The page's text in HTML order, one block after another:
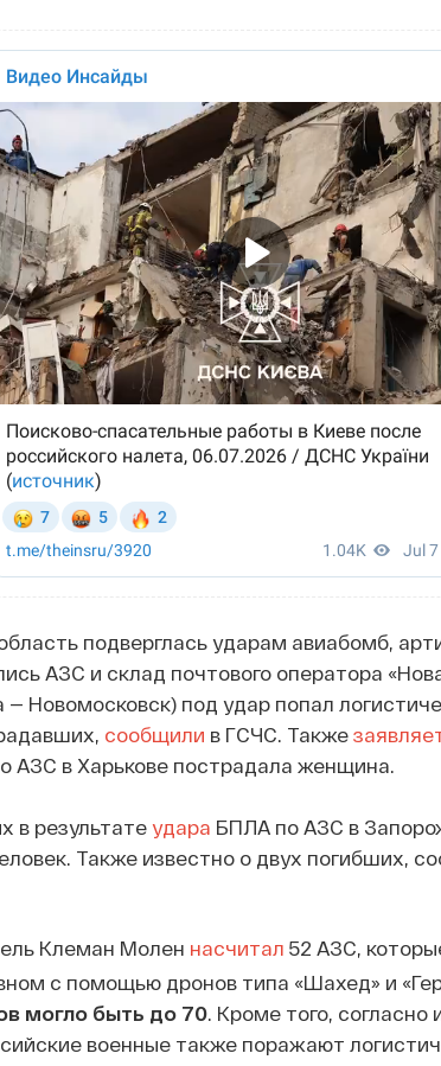
подверглась ударам авиабомб,
АЗС и склад почтового оператора
Новомосковск) под удар попал
сообщили в ГСЧС. Также
АЗС в Харькове пострадала женщина.
в результате удара БПЛА по АЗС в
Также известно о двух погибших,
Клеман Молен насчитал 52 АЗС,
с помощью дронов типа «Шахед» и
могло быть до 70. Кроме того,
военные также поражают